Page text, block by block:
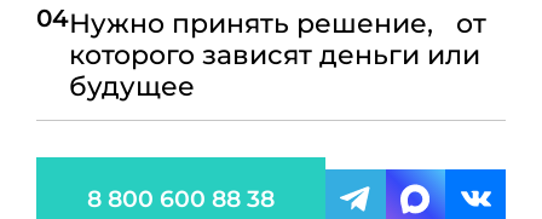
04Нужно принять решение, от
которого зависят деньги или
будущее
8 800 600 88 38